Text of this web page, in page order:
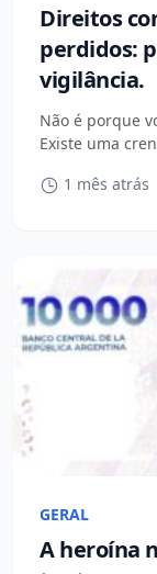
Direitos
perdidos:
vigilância.
Não é porque
Existe uma
1 mês atrás
GERAL
A heroína